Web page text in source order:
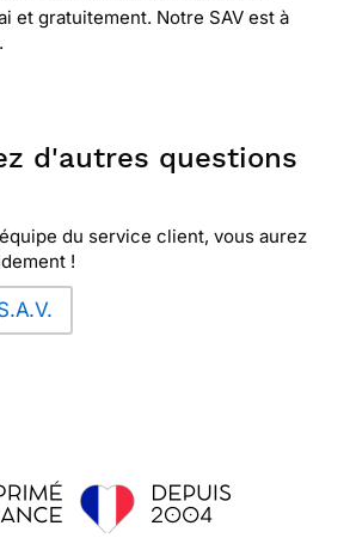
et gratuitement. Notre SAV est à
d'autres questions
du service client, vous aurez
!